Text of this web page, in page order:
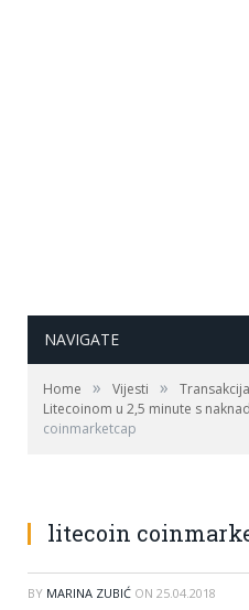
NAVIGATE
Home » Vijesti »
Litecoinom u 2,5 minute s
coinmarketcap
litecoin
BY MARINA ZUBIĆ ON 25.04.2018